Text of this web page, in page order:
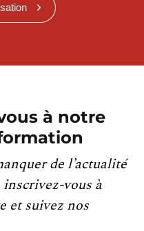
à notre
de l’actualité
inscrivez-vous à
et suivez nos